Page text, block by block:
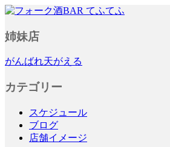
姉妹店
がんばれ天がえる
カテゴリー
スケジュール
ブログ
店舗イメージ